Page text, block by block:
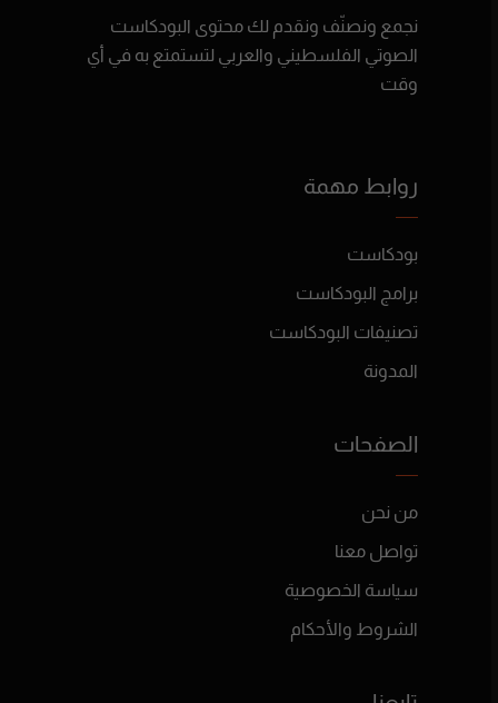
نجمع ونصنّف ونقدم لك محتوى البودكاست
الصوتي الفلسطيني والعربي لتستمتع به في أي
وقت
روابط مهمة
بودكاست
برامج البودكاست
تصنيفات البودكاست
المدونة
الصفحات
من نحن
تواصل معنا
سياسة الخصوصية
الشروط والأحكام